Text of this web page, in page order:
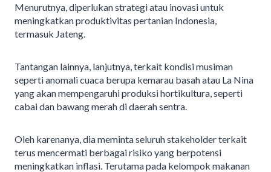
Menurutnya, diperlukan strategi atau inovasi untuk
meningkatkan produktivitas pertanian Indonesia,
termasuk Jateng.
Tantangan lainnya, lanjutnya, terkait kondisi musiman
seperti anomali cuaca berupa kemarau basah atau La Nina
yang akan mempengaruhi produksi hortikultura, seperti
cabai dan bawang merah di daerah sentra.
Oleh karenanya, dia meminta seluruh stakeholder terkait
terus mencermati berbagai risiko yang berpotensi
meningkatkan inflasi. Terutama pada kelompok makanan